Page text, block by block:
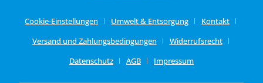
Cookie-Einstellungen Umwelt & Entsorgung
Kontakt
Versand und Zahlungsbedingungen
Widerrufsrecht
Datenschutz
AGB Impressum